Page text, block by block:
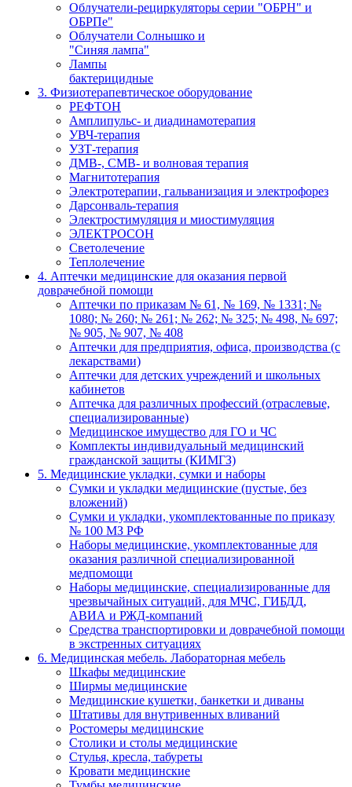
Облучатели-рециркуляторы серии "ОБРН" и
ОБРПе"
Облучатели Солнышко и
"Синяя лампа"
Лампы
бактерицидные
3. Физиотерапевтическое оборудование
РЕФТОН
Амплипульс- и диадинамотерапия
УВЧ-терапия
УЗТ-терапия
ДМВ-, СМВ- и волновая терапия
Магнитотерапия
Электротерапии, гальванизация и электрофорез
Дарсонваль-терапия
Электростимуляция и миостимуляция
ЭЛЕКТРОСОН
Светолечение
Теплолечение
4. Аптечки медицинские для оказания первой
доврачебной помощи
Аптечки по приказам № 61, № 169, № 1331; №
1080; № 260; № 261; № 262; № 325; № 498, № 697;
№ 905, № 907, № 408
Аптечки для предприятия, офиса, производства (с
лекарствами)
Аптечки для детских учреждений и школьных
кабинетов
Аптечка для различных профессий (отраслевые,
специализированные)
Медицинское имущество для ГО и ЧС
Комплекты индивидуальный медицинский
гражданской защиты (КИМГЗ)
5. Медицинские укладки, сумки и наборы
Сумки и укладки медицинские (пустые, без
вложений)
Сумки и укладки, укомплектованные по приказу
№ 100 МЗ РФ
Наборы медицинские, укомплектованные для
оказания различной специализированной
медпомощи
Наборы медицинские, специализированные для
чрезвычайных ситуаций, для МЧС, ГИБДД,
АВИА и РЖД-компаний
Средства транспортировки и доврачебной помощи
в экстренных ситуациях
6. Медицинская мебель. Лабораторная мебель
Шкафы медицинские
Ширмы медицинские
Медицинские кушетки, банкетки и диваны
Штативы для внутривенных вливаний
Ростомеры медицинские
Столики и столы медицинские
Стулья, кресла, табуреты
Кровати медицинские